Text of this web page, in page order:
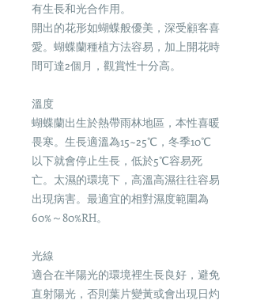
有生長和光合作用。
開出的花形如蝴蝶般優美，深受顧客喜
愛。蝴蝶蘭種植方法容易，加上開花時
間可達2個月，觀賞性十分高。
溫度
蝴蝶蘭出生於熱帶雨林地區，本性喜暖
畏寒。生長適溫為15~25℃，冬季10℃
以下就會停止生長，低於5℃容易死
亡。太濕的環境下，高溫高濕往往容易
出現病害。最適宜的相對濕度範圍為
60%～80%RH。
光線
適合在半陽光的環境裡生長良好，避免
直射陽光，否則葉片變黃或會出現日灼